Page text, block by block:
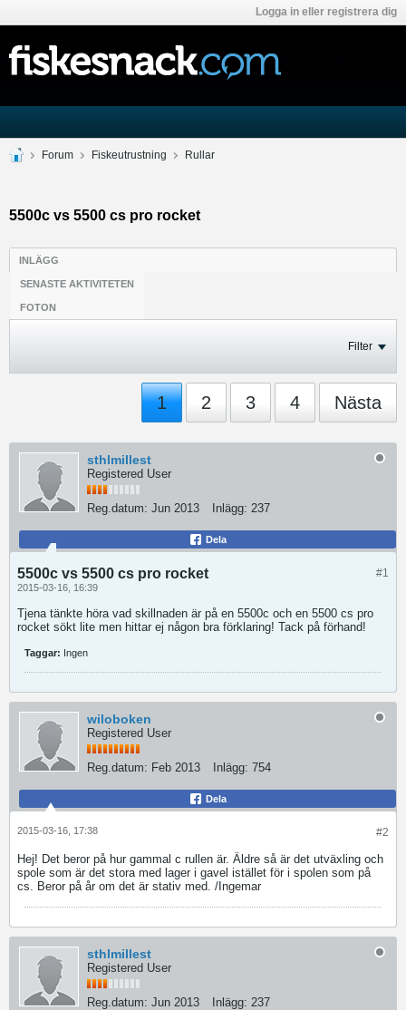
Logga in eller registrera dig
Forum Fiskeutrustning Rullar
5500c vs 5500 cs pro rocket
INLÄGG
SENASTE AKTIVITETEN
FOTON
Filter
1 2 3 4 Nästa
sthlmillest
Registered User
Reg.datum: Jun 2013 Inlägg: 237
Dela
#1
5500c vs 5500 cs pro rocket
2015-03-16, 16:39
Tjena tänkte höra vad skillnaden är på en 5500c och en 5500 cs pro
rocket sökt lite men hittar ej någon bra förklaring! Tack på förhand!
Taggar: Ingen
wiloboken
Registered User
Reg.datum: Feb 2013 Inlägg: 754
Dela
#2
2015-03-16, 17:38
Hej! Det beror på hur gammal c rullen är. Äldre så är det utväxling och
spole som är det stora med lager i gavel istället för i spolen som på
cs. Beror på år om det är stativ med. /Ingemar
sthlmillest
Registered User
Reg.datum: Jun 2013 Inlägg: 237